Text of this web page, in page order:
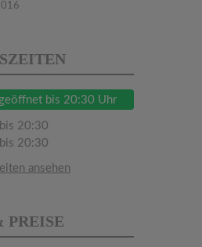
bis 20:30 Uhr
20:30
20:30
ansehen
PREISE